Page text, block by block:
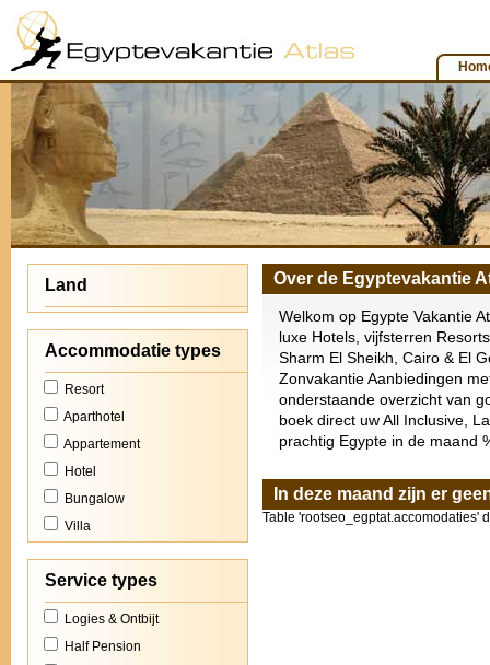
Land
Accommodatie types
Resort
Aparthotel
Appartement
Hotel
Bungalow
Villa
Service types
Logies & Ontbijt
Half Pension
Over de Egyptevakantie
Welkom op Egypte Vakantie
luxe Hotels, vijfsterren
Sharm El Sheikh, Cairo & El
Zonvakantie Aanbiedingen
onderstaande overzicht van
boek direct uw All Inclusive,
prachtig Egypte in de maand
In deze maand zijn er
Table 'rootseo_egptat.accomodaties'